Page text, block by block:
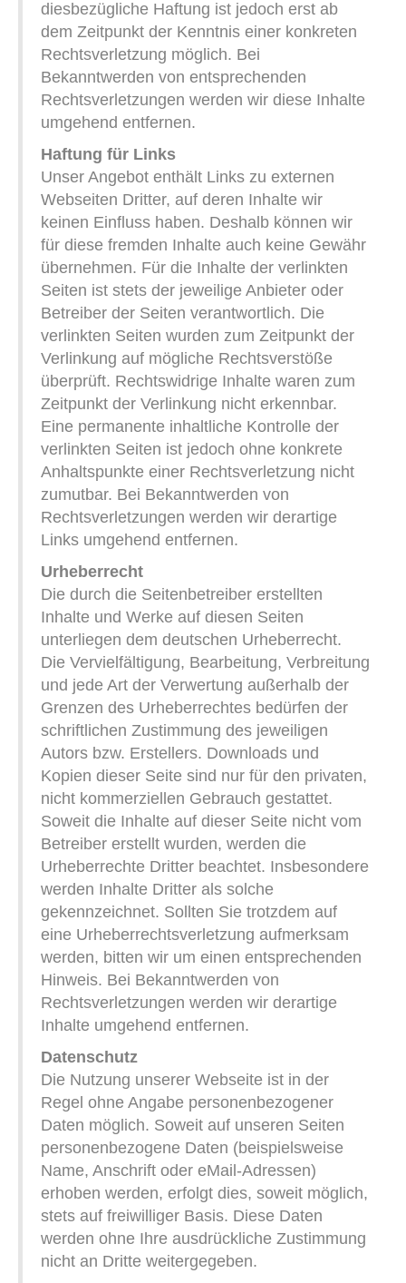
diesbezügliche Haftung ist jedoch erst ab
dem Zeitpunkt der Kenntnis einer konkreten
Rechtsverletzung möglich. Bei
Bekanntwerden von entsprechenden
Rechtsverletzungen werden wir diese Inhalte
umgehend entfernen.
Haftung für Links
Unser Angebot enthält Links zu externen
Webseiten Dritter, auf deren Inhalte wir
keinen Einfluss haben. Deshalb können wir
für diese fremden Inhalte auch keine Gewähr
übernehmen. Für die Inhalte der verlinkten
Seiten ist stets der jeweilige Anbieter oder
Betreiber der Seiten verantwortlich. Die
verlinkten Seiten wurden zum Zeitpunkt der
Verlinkung auf mögliche Rechtsverstöße
überprüft. Rechtswidrige Inhalte waren zum
Zeitpunkt der Verlinkung nicht erkennbar.
Eine permanente inhaltliche Kontrolle der
verlinkten Seiten ist jedoch ohne konkrete
Anhaltspunkte einer Rechtsverletzung nicht
zumutbar. Bei Bekanntwerden von
Rechtsverletzungen werden wir derartige
Links umgehend entfernen.
Urheberrecht
Die durch die Seitenbetreiber erstellten
Inhalte und Werke auf diesen Seiten
unterliegen dem deutschen Urheberrecht.
Die Vervielfältigung, Bearbeitung, Verbreitung
und jede Art der Verwertung außerhalb der
Grenzen des Urheberrechtes bedürfen der
schriftlichen Zustimmung des jeweiligen
Autors bzw. Erstellers. Downloads und
Kopien dieser Seite sind nur für den privaten,
nicht kommerziellen Gebrauch gestattet.
Soweit die Inhalte auf dieser Seite nicht vom
Betreiber erstellt wurden, werden die
Urheberrechte Dritter beachtet. Insbesondere
werden Inhalte Dritter als solche
gekennzeichnet. Sollten Sie trotzdem auf
eine Urheberrechtsverletzung aufmerksam
werden, bitten wir um einen entsprechenden
Hinweis. Bei Bekanntwerden von
Rechtsverletzungen werden wir derartige
Inhalte umgehend entfernen.
Datenschutz
Die Nutzung unserer Webseite ist in der
Regel ohne Angabe personenbezogener
Daten möglich. Soweit auf unseren Seiten
personenbezogene Daten (beispielsweise
Name, Anschrift oder eMail-Adressen)
erhoben werden, erfolgt dies, soweit möglich,
stets auf freiwilliger Basis. Diese Daten
werden ohne Ihre ausdrückliche Zustimmung
nicht an Dritte weitergegeben.